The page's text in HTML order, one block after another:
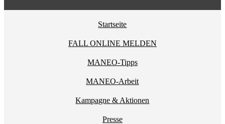
Startseite
FALL ONLINE MELDEN
MANEO-Tipps
MANEO-Arbeit
Kampagne & Aktionen
Presse